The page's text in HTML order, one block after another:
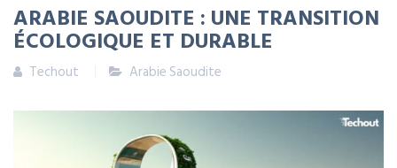
ARABIE SAOUDITE : UNE TRANSITION
ÉCOLOGIQUE ET DURABLE
Techout Arabie Saoudite